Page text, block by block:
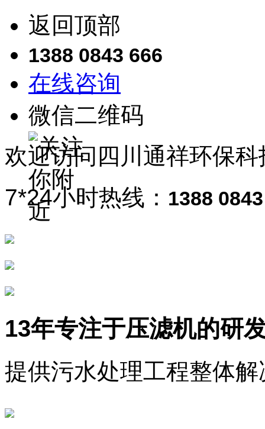
返回顶部
1388 0843 666
在线咨询
微信二维码
欢迎访问 四川通祥环保科
7*24小时热线： 1388
13年专注于压滤机的研
提供污水处理工程整体解